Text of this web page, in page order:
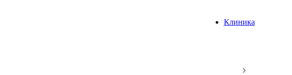
Клиника